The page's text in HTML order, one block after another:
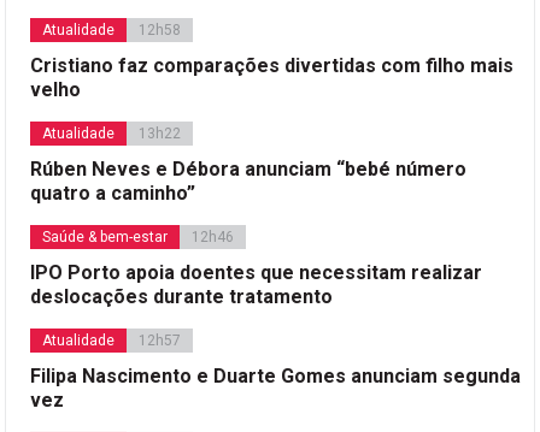
Atualidade 12h58
Cristiano faz comparações divertidas com filho mais
velho
Atualidade 13h22
Rúben Neves e Débora anunciam “bebé número
quatro a caminho”
Saúde & bem-estar 12h46
IPO Porto apoia doentes que necessitam realizar
deslocações durante tratamento
Atualidade 12h57
Filipa Nascimento e Duarte Gomes anunciam segunda
vez